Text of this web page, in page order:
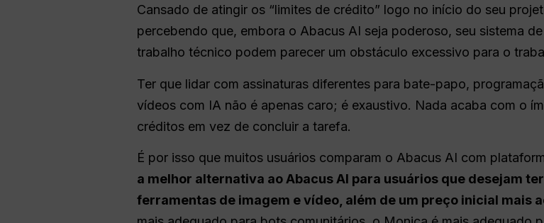
Cansado de atingir os “limites de crédito” logo no início do seu
percebendo que, embora o Abacus AI seja poderoso, seu sistema
trabalho técnico podem parecer um obstáculo excessivo para o
Ter que lidar com assinaturas diferentes para bate-papo,
vídeos com IA não é apenas caro; é exaustivo. Nada acaba com o
créditos em vez de concluir a tarefa.
É por isso que muitos usuários comparam o Abacus AI com
a melhor alternativa ao Abacus AI para usuários que desejam
ferramentas de imagem e vídeo, além de um preço inicial mais